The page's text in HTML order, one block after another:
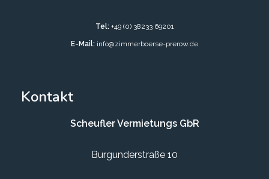
Tel: +49 (0) 38233 69201
E-Mail: info@zimmerboerse-prerow.de
Kontakt
Scheufler Vermietungs GbR
Burgunderstraße 10